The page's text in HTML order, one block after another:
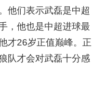
他们表示武磊是中超
，他也是中超进球最
才26岁正值巅峰。正
队才会对武磊十分感